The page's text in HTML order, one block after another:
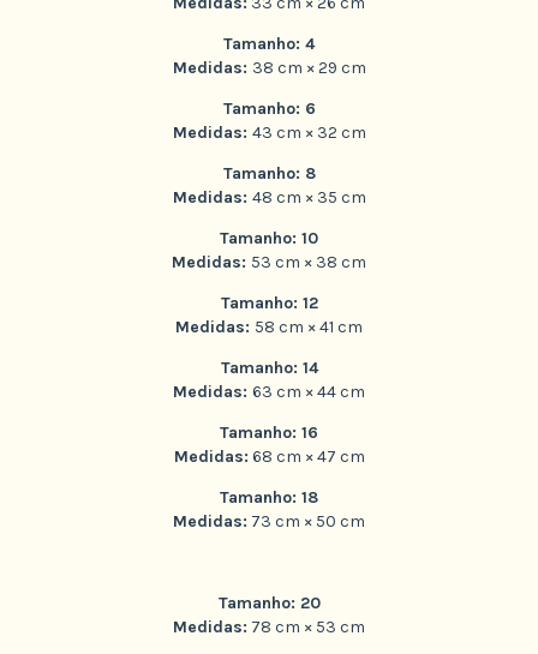
Tamanho: 4
Medidas: 38 cm × 29 cm
Tamanho: 6
Medidas: 43 cm × 32 cm
Tamanho: 8
Medidas: 48 cm × 35 cm
Tamanho: 10
Medidas: 53 cm × 38 cm
Tamanho: 12
Medidas: 58 cm × 41 cm
Tamanho: 14
Medidas: 63 cm × 44 cm
Tamanho: 16
Medidas: 68 cm × 47 cm
Tamanho: 18
Medidas: 73 cm × 50 cm
Tamanho: 20
Medidas: 78 cm × 53 cm